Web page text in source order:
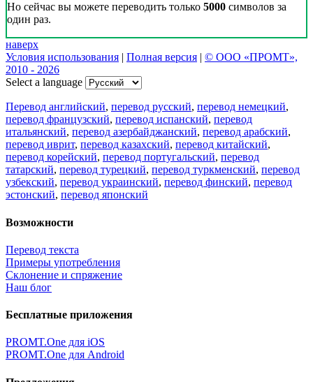
Но сейчас вы можете переводить только 5000 символов за
один раз.
наверх
Условия использования | Полная версия | © ООО «ПРОМТ»,
2010 - 2026
Select a language
Перевод английский, перевод русский, перевод немецкий,
перевод французский, перевод испанский, перевод
итальянский, перевод азербайджанский, перевод арабский,
перевод иврит, перевод казахский, перевод китайский,
перевод корейский, перевод португальский, перевод
татарский, перевод турецкий, перевод туркменский, перевод
узбекский, перевод украинский, перевод финский, перевод
эстонский, перевод японский
Возможности
Перевод текста
Примеры употребления
Склонение и спряжение
Наш блог
Бесплатные приложения
PROMT.One для iOS
PROMT.One для Android